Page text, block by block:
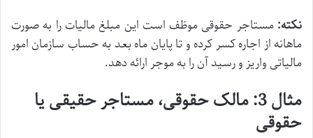
نکته: مستاجر حقوقی موظف است این مبلغ مالیات را به صورت
ماهانه از اجاره کسر کرده و تا پایان ماه بعد به حساب سازمان امور
مالیاتی واریز و رسید آن را به موجر ارائه دهد.
مثال 3: مالک حقوقی، مستاجر حقیقی یا
حقوقی